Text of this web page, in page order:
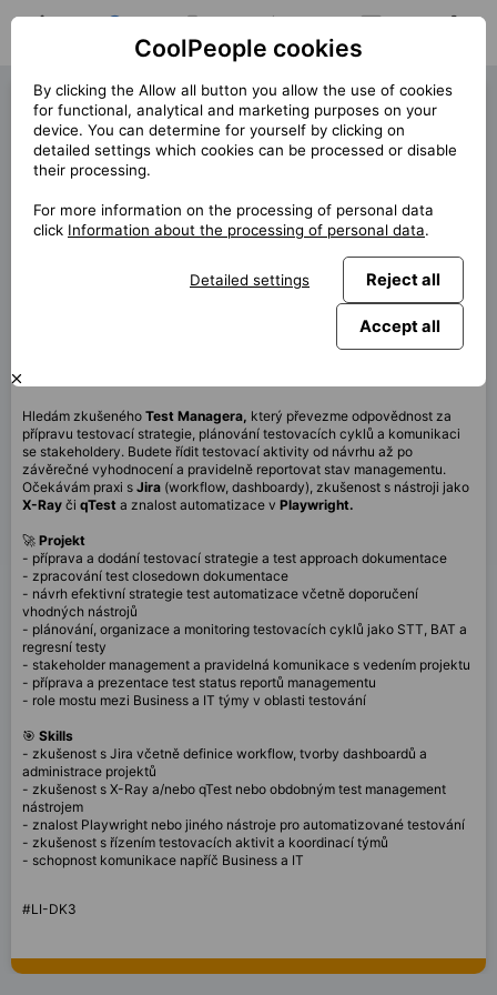
Job search My jobs Notifications Messages
Test Manager (41877)
« Back
Location
Praha
Start (lenght)
2/2026 (12m)
Hledám zkušeného Test Managera, který převezme odpovědnost za
přípravu testovací strategie, plánování testovacích cyklů a komunikaci
se stakeholdery. Budete řídit testovací aktivity od návrhu až po
závěrečné vyhodnocení a pravidelně reportovat stav managementu.
Očekávám praxi s Jira (workflow, dashboardy), zkušenost s nástroji jako
X-Ray či qTest a znalost automatizace v Playwright.
🚀 Projekt
- příprava a dodání testovací strategie a test approach dokumentace
- zpracování test closedown dokumentace
- návrh efektivní strategie test automatizace včetně doporučení
vhodných nástrojů
- plánování, organizace a monitoring testovacích cyklů jako STT, BAT a
regresní testy
- stakeholder management a pravidelná komunikace s vedením projektu
- příprava a prezentace test status reportů managementu
- role mostu mezi Business a IT týmy v oblasti testování
🎯 Skills
- zkušenost s Jira včetně definice workflow, tvorby dashboardů a
administrace projektů
- zkušenost s X-Ray a/nebo qTest nebo obdobným test management
nástrojem
- znalost Playwright nebo jiného nástroje pro automatizované testování
- zkušenost s řízením testovacích aktivit a koordinací týmů
- schopnost komunikace napříč Business a IT
#LI-DK3
CoolPeople cookies
By clicking the Allow all button you allow the use of cookies
for functional, analytical and marketing purposes on your
device. You can determine for yourself by clicking on
detailed settings which cookies can be processed or disable
their processing.
For more information on the processing of personal data
click Information about the processing of personal data.
Detailed settings Reject all
Accept all